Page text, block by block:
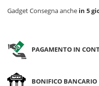
Gadget Consegna anche in 5
PAGAMENTO IN
BONIFICO BANCARIO